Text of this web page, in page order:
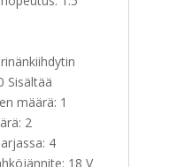
Sisältää
määrä: 1
2
4
18 V